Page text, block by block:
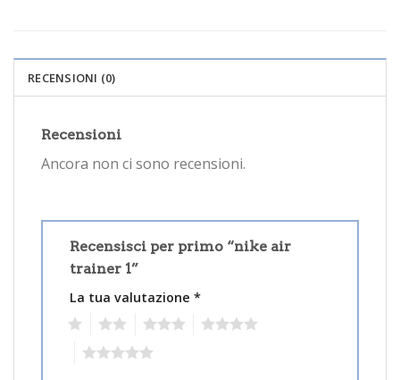
RECENSIONI (0)
Recensioni
Ancora non ci sono recensioni.
Recensisci per primo “nike air
trainer 1”
La tua valutazione *